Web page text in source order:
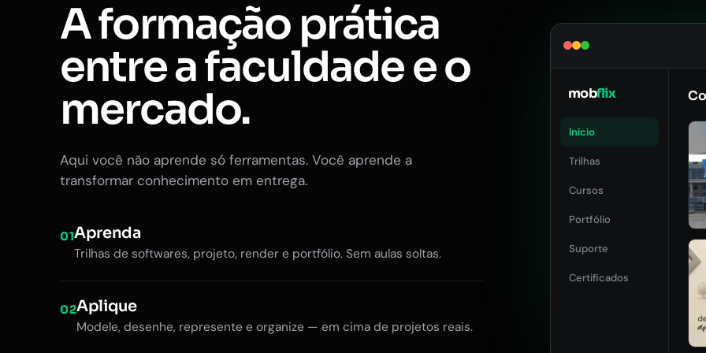
A formação prática
entre a faculdade e o
mercado.
Aqui você não aprende só ferramentas. Você aprende a
transformar conhecimento em entrega.
01Aprenda
Trilhas de softwares, projeto, render e portfólio. Sem aulas soltas.
02Aplique
Modele, desenhe, represente e organize — em cima de projetos reais.
mobflix
Início
Trilhas
Cursos
Portfólio
Suporte
Certificados